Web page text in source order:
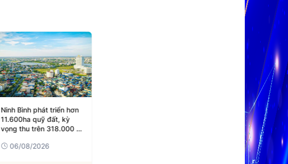
Ninh Bình phát triển hơn
11.600ha quỹ đất, kỳ
vọng thu trên 318.000 tỷ
06/08/2026
Lễ hội Sâm Ngọc Linh
Dược liệu 2026: Kết
thương mại ấn tượng
05/08/2026